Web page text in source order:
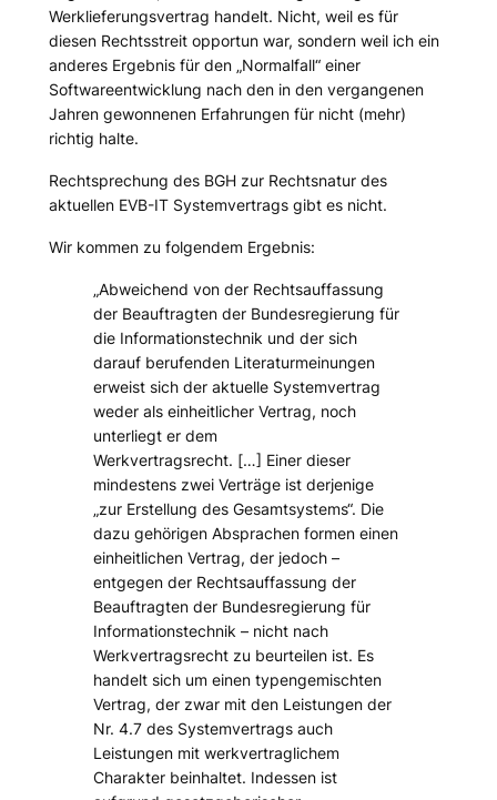
Werklieferungsvertrag handelt. Nicht, weil es für
diesen Rechtsstreit opportun war, sondern weil ich ein
anderes Ergebnis für den „Normalfall“ einer
Softwareentwicklung nach den in den vergangenen
Jahren gewonnenen Erfahrungen für nicht (mehr)
richtig halte.
Rechtsprechung des BGH zur Rechtsnatur des
aktuellen EVB-IT Systemvertrags gibt es nicht.
Wir kommen zu folgendem Ergebnis:
„Abweichend von der Rechtsauffassung
der Beauftragten der Bundesregierung für
die Informationstechnik und der sich
darauf berufenden Literaturmeinungen
erweist sich der aktuelle Systemvertrag
weder als einheitlicher Vertrag, noch
unterliegt er dem
Werkvertragsrecht. […] Einer dieser
mindestens zwei Verträge ist derjenige
„zur Erstellung des Gesamtsystems“. Die
dazu gehörigen Absprachen formen einen
einheitlichen Vertrag, der jedoch –
entgegen der Rechtsauffassung der
Beauftragten der Bundesregierung für
Informationstechnik – nicht nach
Werkvertragsrecht zu beurteilen ist. Es
handelt sich um einen typengemischten
Vertrag, der zwar mit den Leistungen der
Nr. 4.7 des Systemvertrags auch
Leistungen mit werkvertraglichem
Charakter beinhaltet. Indessen ist